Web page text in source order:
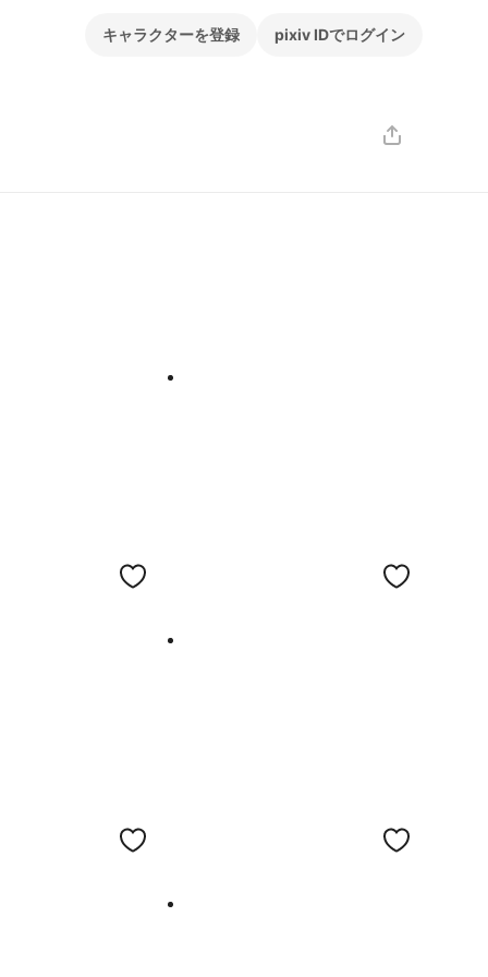
キャラクターを登録 pixiv IDでログイン